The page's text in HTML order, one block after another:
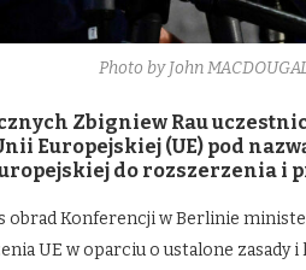
Photo by John
Zbigniew Rau
Europejskiej (UE) pod
do rozszerzenia i
Konferencji w Berlinie
UE w oparciu o ustalone zasady